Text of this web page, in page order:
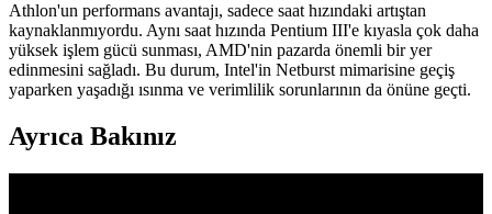
Athlon'un performans avantajı, sadece saat hızındaki artıştan
kaynaklanmıyordu. Aynı saat hızında Pentium III'e kıyasla çok daha
yüksek işlem gücü sunması, AMD'nin pazarda önemli bir yer
edinmesini sağladı. Bu durum, Intel'in Netburst mimarisine geçiş
yaparken yaşadığı ısınma ve verimlilik sorunlarının da önüne geçti.
Ayrıca Bakınız